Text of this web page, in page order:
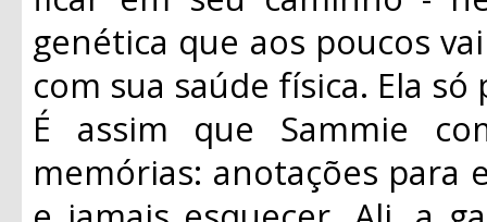
genética que aos poucos
com sua saúde física. Ela
É assim que Sammie
memórias: anotações